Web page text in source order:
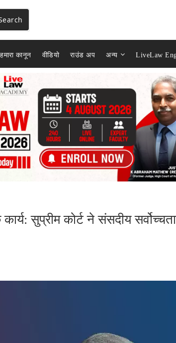
कानून वीडियो राउंड अप अन्य LiveLaw
सुप्रीम कोर्ट ने संसदीय सर्वोच्चता